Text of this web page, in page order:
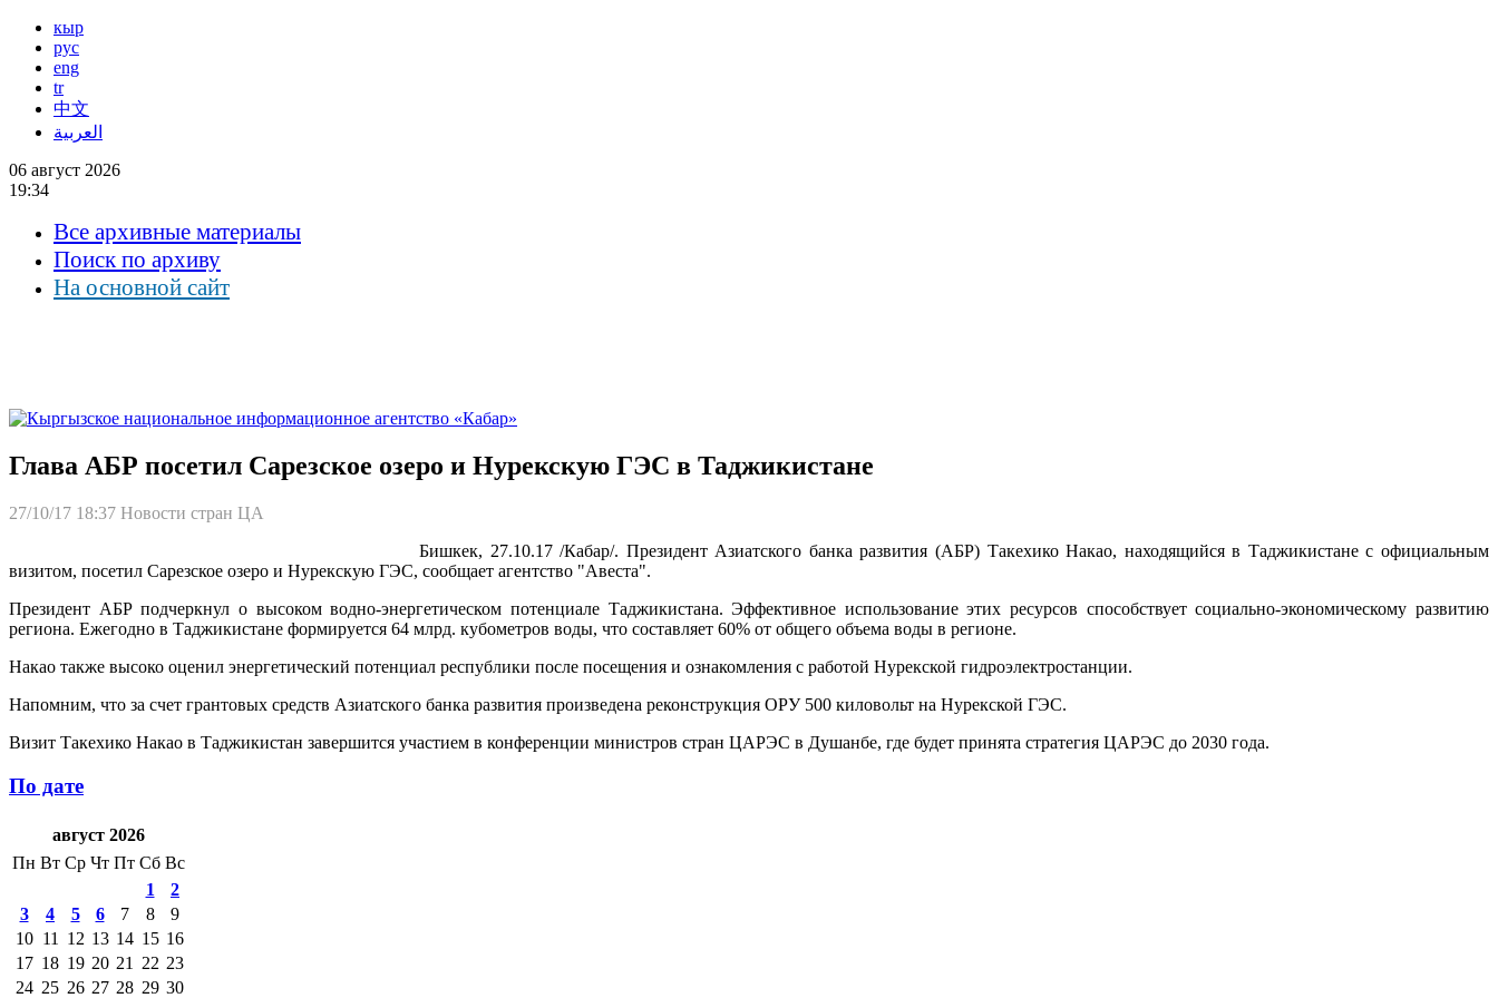
кыр
рус
eng
tr
中文
العربية
06 август 2026
19:34
Все архивные материалы
Поиск по архиву
На основной сайт
Глава АБР посетил Сарезское озеро и Нурекскую ГЭС в Таджикистане
27/10/17 18:37 Новости стран ЦА
Бишкек, 27.10.17 /Кабар/. Президент Азиатского банка развития (АБР) Такехико Накао, находящийся в Таджикистане с официальным
визитом, посетил Сарезское озеро и Нурекскую ГЭС, сообщает агентство "Авеста".
Президент АБР подчеркнул о высоком водно-энергетическом потенциале Таджикистана. Эффективное использование этих ресурсов способствует социально-экономическому развитию
региона. Ежегодно в Таджикистане формируется 64 млрд. кубометров воды, что составляет 60% от общего объема воды в регионе.
Накао также высоко оценил энергетический потенциал республики после посещения и ознакомления с работой Нурекской гидроэлектростанции.
Напомним, что за счет грантовых средств Азиатского банка развития произведена реконструкция ОРУ 500 киловольт на Нурекской ГЭС.
Визит Такехико Накао в Таджикистан завершится участием в конференции министров стран ЦАРЭС в Душанбе, где будет принята стратегия ЦАРЭС до 2030 года.
По дате
август 2026
Пн Вт Ср Чт Пт Сб Вс
1
2
3
4 5 6 7 8
9
10 11 12 13 14 15 16
17 18 19 20 21 22 23
24 25 26 27 28 29 30